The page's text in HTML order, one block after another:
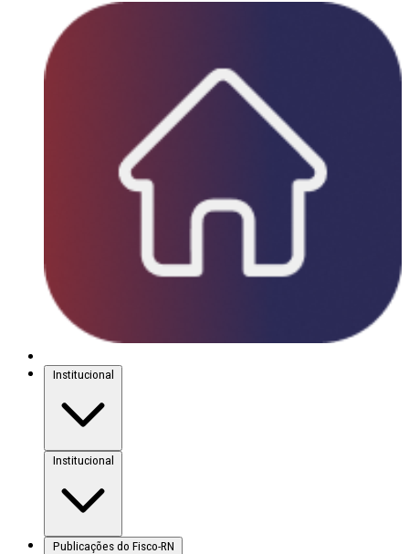
Institucional
Institucional
Publicações do Fisco-RN